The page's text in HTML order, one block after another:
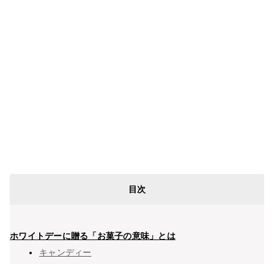
目次
ホワイトデーに贈る「お菓子の意味」とは
キャンディー